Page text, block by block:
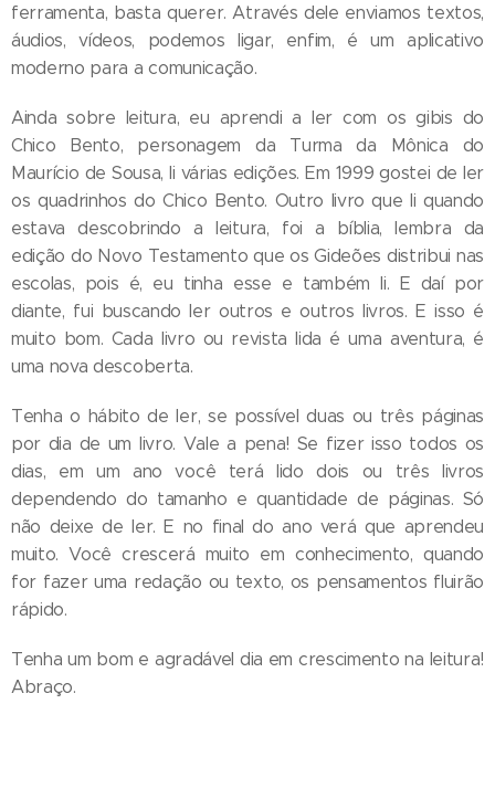
ferramenta, basta querer. Através dele enviamos textos,
áudios, vídeos, podemos ligar, enfim, é um aplicativo
moderno para a comunicação.
Ainda sobre leitura, eu aprendi a ler com os gibis do
Chico Bento, personagem da Turma da Mônica do
Maurício de Sousa, li várias edições. Em 1999 gostei de ler
os quadrinhos do Chico Bento. Outro livro que li quando
estava descobrindo a leitura, foi a bíblia, lembra da
edição do Novo Testamento que os Gideões distribui nas
escolas, pois é, eu tinha esse e também li. E daí por
diante, fui buscando ler outros e outros livros. E isso é
muito bom. Cada livro ou revista lida é uma aventura, é
uma nova descoberta.
Tenha o hábito de ler, se possível duas ou três páginas
por dia de um livro. Vale a pena! Se fizer isso todos os
dias, em um ano você terá lido dois ou três livros
dependendo do tamanho e quantidade de páginas. Só
não deixe de ler. E no final do ano verá que aprendeu
muito. Você crescerá muito em conhecimento, quando
for fazer uma redação ou texto, os pensamentos fluirão
rápido.
Tenha um bom e agradável dia em crescimento na leitura!
Abraço.